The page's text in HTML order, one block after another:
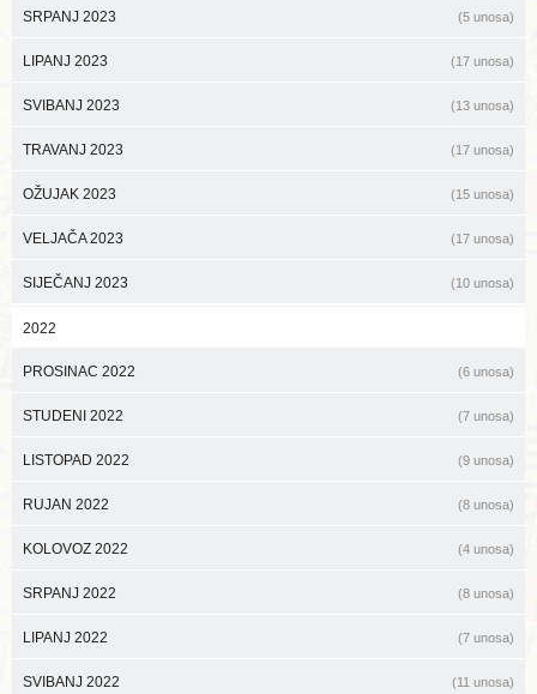
SRPANJ 2023 (5 unosa)
LIPANJ 2023 (17 unosa)
SVIBANJ 2023 (13 unosa)
TRAVANJ 2023 (17 unosa)
OŽUJAK 2023 (15 unosa)
VELJAČA 2023 (17 unosa)
SIJEČANJ 2023 (10 unosa)
2022
PROSINAC 2022 (6 unosa)
STUDENI 2022 (7 unosa)
LISTOPAD 2022 (9 unosa)
RUJAN 2022 (8 unosa)
KOLOVOZ 2022 (4 unosa)
SRPANJ 2022 (8 unosa)
LIPANJ 2022 (7 unosa)
SVIBANJ 2022 (11 unosa)